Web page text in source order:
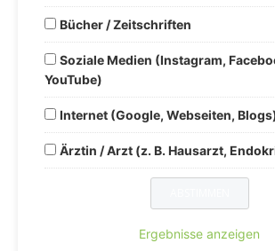
Bücher / Zeitschriften
Soziale Medien (Instagram,
YouTube)
Internet (Google, Webseiten,
Ärztin / Arzt (z. B. Hausarzt,
Ergebnisse anzeigen